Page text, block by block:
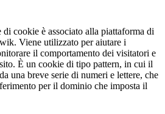
di cookie è associato alla piattaforma di
Viene utilizzato per aiutare i
il comportamento dei visitatori e
È un cookie di tipo pattern, in cui il
una breve serie di numeri e lettere, che
per il dominio che imposta il